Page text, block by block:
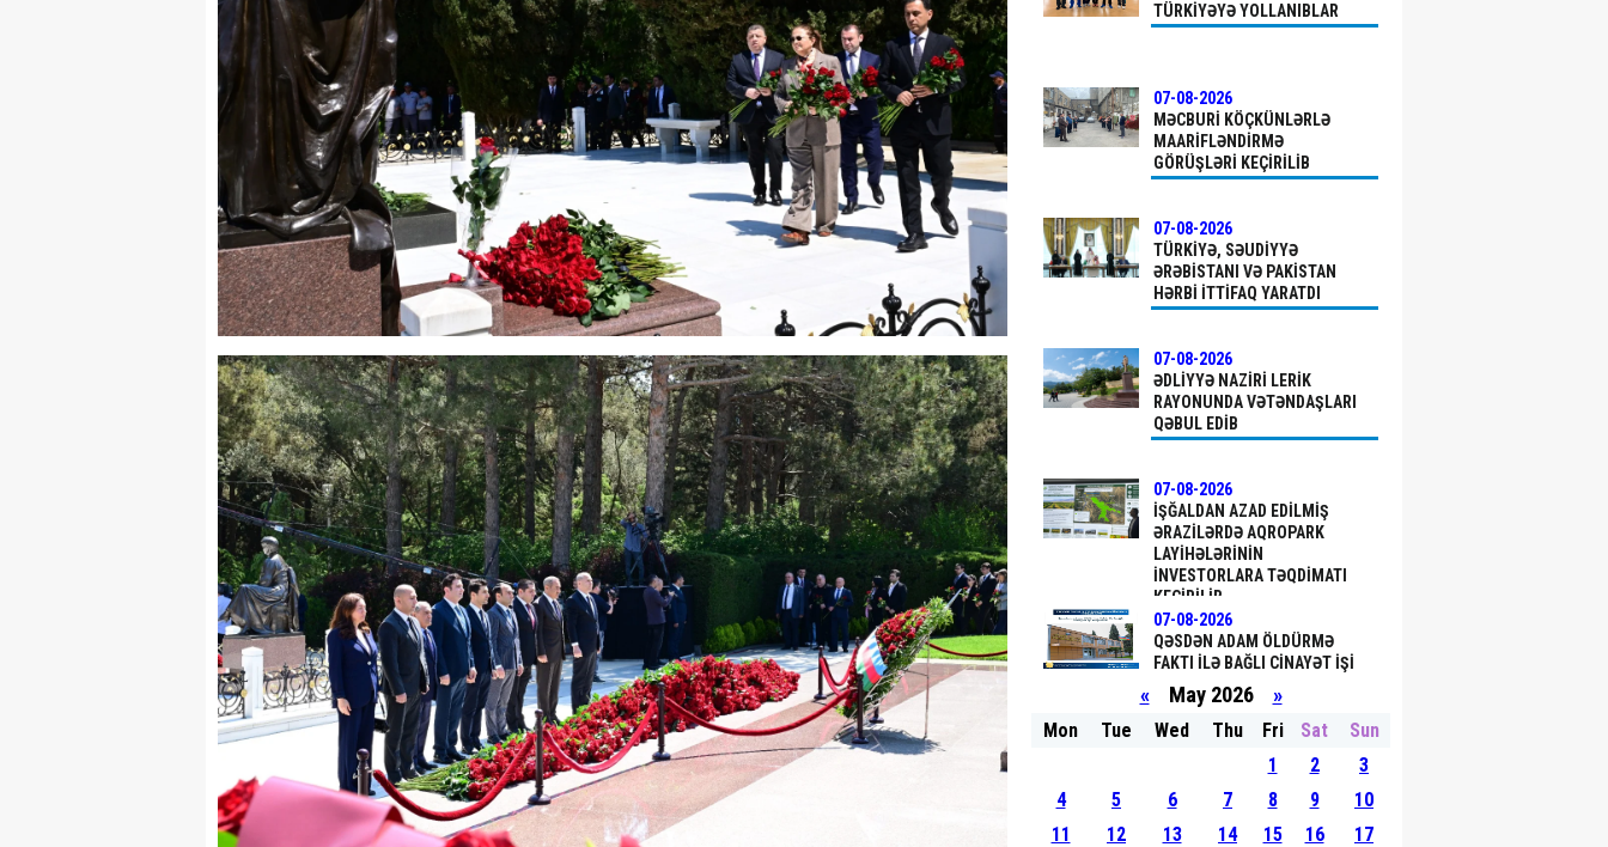
TÜRKIYƏYƏ YOLLANIBLAR
07-08-2026
MƏCBURI KÖÇKÜNLƏRLƏ
MAARIFLƏNDIRMƏ
GÖRÜŞLƏRI KEÇIRILIB
07-08-2026
TÜRKIYƏ, SƏUDIYYƏ
ƏRƏBISTANI VƏ PAKISTAN
HƏRBI ITTIFAQ YARATDI
07-08-2026
ƏDLIYYƏ NAZIRI LERIK
RAYONUNDA VƏTƏNDAŞLARI
QƏBUL EDIB
07-08-2026
İŞĞALDAN AZAD EDILMIŞ
ƏRAZILƏRDƏ AQROPARK
LAYIHƏLƏRININ
INVESTORLARA TƏQDIMATI
KEÇIRILIB
07-08-2026
QƏSDƏN ADAM ÖLDÜRMƏ
FAKTI ILƏ BAĞLI CINAYƏT IŞI
BAŞLANIB
NAZIR RƏŞAD NƏBIYEV
ZƏNGILANDA VƏTƏNDAŞLARI
QƏBUL EDIB
«May 2026 »
Mon Tue Wed Thu Fri Sat
Sun
1
2
3
4
5 6 7 8 9
10
11
12 13 14 15 16
17